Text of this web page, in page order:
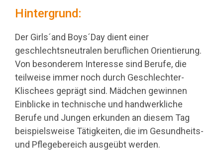
Hintergrund:
Der Girls´and Boys´Day dient einer
geschlechtsneutralen beruflichen Orientierung.
Von besonderem Interesse sind Berufe, die
teilweise immer noch durch Geschlechter-
Klischees geprägt sind. Mädchen gewinnen
Einblicke in technische und handwerkliche
Berufe und Jungen erkunden an diesem Tag
beispielsweise Tätigkeiten, die im Gesundheits-
und Pflegebereich ausgeübt werden.